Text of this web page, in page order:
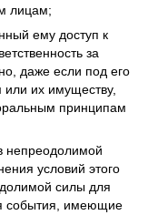
лицам;
ему доступ к
за
даже если под его
их имуществу,
принципам
непреодолимой
условий этого
силы для
события, имеющие